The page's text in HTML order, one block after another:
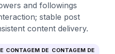
and followings
stable post
content delivery.
CONTAGEM DE CONTAGEM DE